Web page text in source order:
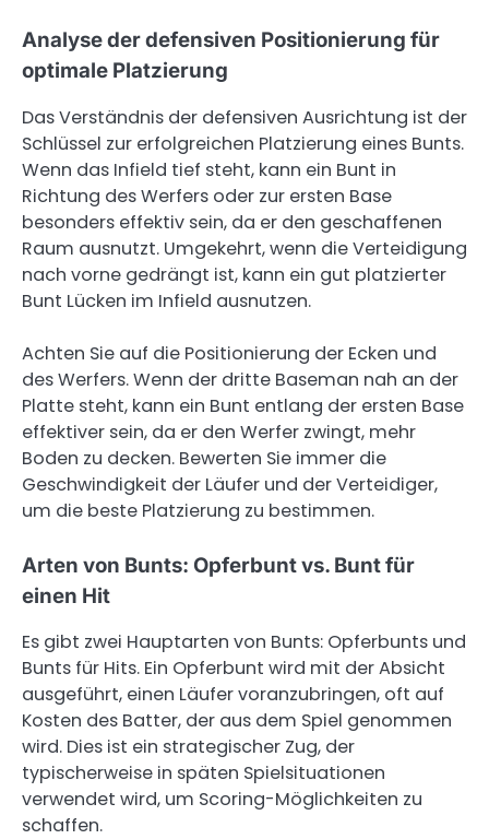
Analyse der defensiven Positionierung für
optimale Platzierung
Das Verständnis der defensiven Ausrichtung ist der
Schlüssel zur erfolgreichen Platzierung eines Bunts.
Wenn das Infield tief steht, kann ein Bunt in
Richtung des Werfers oder zur ersten Base
besonders effektiv sein, da er den geschaffenen
Raum ausnutzt. Umgekehrt, wenn die Verteidigung
nach vorne gedrängt ist, kann ein gut platzierter
Bunt Lücken im Infield ausnutzen.
Achten Sie auf die Positionierung der Ecken und
des Werfers. Wenn der dritte Baseman nah an der
Platte steht, kann ein Bunt entlang der ersten Base
effektiver sein, da er den Werfer zwingt, mehr
Boden zu decken. Bewerten Sie immer die
Geschwindigkeit der Läufer und der Verteidiger,
um die beste Platzierung zu bestimmen.
Arten von Bunts: Opferbunt vs. Bunt für
einen Hit
Es gibt zwei Hauptarten von Bunts: Opferbunts und
Bunts für Hits. Ein Opferbunt wird mit der Absicht
ausgeführt, einen Läufer voranzubringen, oft auf
Kosten des Batter, der aus dem Spiel genommen
wird. Dies ist ein strategischer Zug, der
typischerweise in späten Spielsituationen
verwendet wird, um Scoring-Möglichkeiten zu
schaffen.